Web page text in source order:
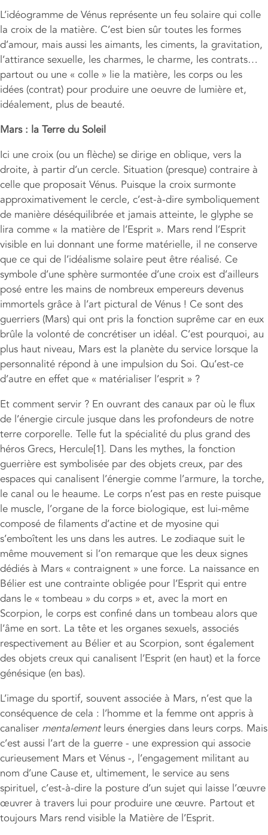
L’idéogramme de Vénus représente un feu solaire qui colle
la croix de la matière. C’est bien sûr toutes les formes
d’amour, mais aussi les aimants, les ciments, la gravitation,
l’attirance sexuelle, les charmes, le charme, les contrats…
partout ou une « colle » lie la matière, les corps ou les
idées (contrat) pour produire une oeuvre de lumière et,
idéalement, plus de beauté.
Mars : la Terre du Soleil
Ici une croix (ou un flèche) se dirige en oblique, vers la
droite, à partir d’un cercle. Situation (presque) contraire à
celle que proposait Vénus. Puisque la croix surmonte
approximativement le cercle, c’est-à-dire symboliquement
de manière déséquilibrée et jamais atteinte, le glyphe se
lira comme « la matière de l’Esprit ». Mars rend l’Esprit
visible en lui donnant une forme matérielle, il ne conserve
que ce qui de l’idéalisme solaire peut être réalisé. Ce
symbole d’une sphère surmontée d’une croix est d’ailleurs
posé entre les mains de nombreux empereurs devenus
immortels grâce à l’art pictural de Vénus ! Ce sont des
guerriers (Mars) qui ont pris la fonction suprême car en eux
brûle la volonté de concrétiser un idéal. C’est pourquoi, au
plus haut niveau, Mars est la planète du service lorsque la
personnalité répond à une impulsion du Soi. Qu’est-ce
d’autre en effet que « matérialiser l’esprit » ?
Et comment servir ? En ouvrant des canaux par où le flux
de l’énergie circule jusque dans les profondeurs de notre
terre corporelle. Telle fut la spécialité du plus grand des
héros Grecs, Hercule[1]. Dans les mythes, la fonction
guerrière est symbolisée par des objets creux, par des
espaces qui canalisent l’énergie comme l’armure, la torche,
le canal ou le heaume. Le corps n’est pas en reste puisque
le muscle, l’organe de la force biologique, est lui-même
composé de filaments d’actine et de myosine qui
s’emboîtent les uns dans les autres. Le zodiaque suit le
même mouvement si l’on remarque que les deux signes
dédiés à Mars « contraignent » une force. La naissance en
Bélier est une contrainte obligée pour l’Esprit qui entre
dans le « tombeau » du corps » et, avec la mort en
Scorpion, le corps est confiné dans un tombeau alors que
l’âme en sort. La tête et les organes sexuels, associés
respectivement au Bélier et au Scorpion, sont également
des objets creux qui canalisent l’Esprit (en haut) et la force
génésique (en bas).
L’image du sportif, souvent associée à Mars, n’est que la
conséquence de cela : l’homme et la femme ont appris à
canaliser mentalementleurs énergies dans leurs corps. Mais
c’est aussi l’art de la guerre - une expression qui associe
curieusement Mars et Vénus -, l’engagement militant au
nom d’une Cause et, ultimement, le service au sens
spirituel, c’est-à-dire la posture d’un sujet qui laisse l’œuvre
œuvrer à travers lui pour produire une œuvre. Partout et
toujours Mars rend visible la Matière de l’Esprit.